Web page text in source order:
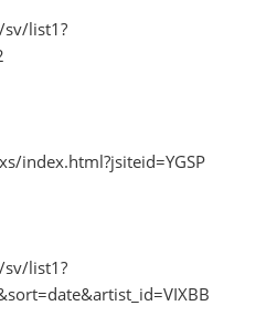
list1?
index.html?jsiteid=YGSP
list1?